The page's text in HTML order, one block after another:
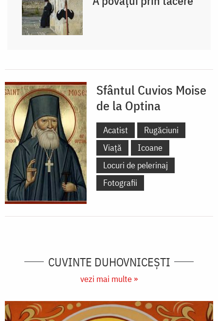
Sfântul Cuvios Moise
de la Optina
Acatist
Rugăciuni
Viață
Icoane
Locuri de pelerinaj
Fotografii
CUVINTE DUHOVNICEȘTI
vezi mai multe »